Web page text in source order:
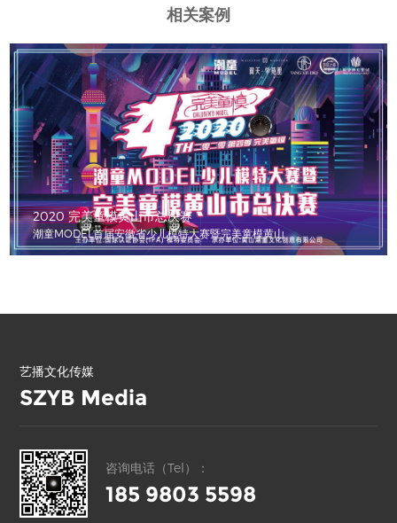
相关案例
2020《第四季完美童模》少儿模特大赛湖南赛区总决赛
2020《第四季完美童模》少儿模特大赛湖南赛区总决
艺播文化传媒
SZYB Media
咨询电话（Tel）：
185 9803 5598